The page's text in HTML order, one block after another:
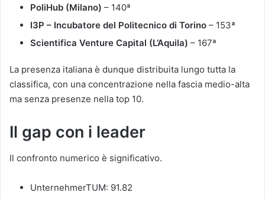
PoliHub (Milano) – 140ª
I3P – Incubatore del Politecnico di Torino – 153ª
Scientifica Venture Capital (L’Aquila) – 167ª
La presenza italiana è dunque distribuita lungo tutta la
classifica, con una concentrazione nella fascia medio-alta
ma senza presenze nella top 10.
Il gap con i leader
Il confronto numerico è significativo.
UnternehmerTUM: 91.82